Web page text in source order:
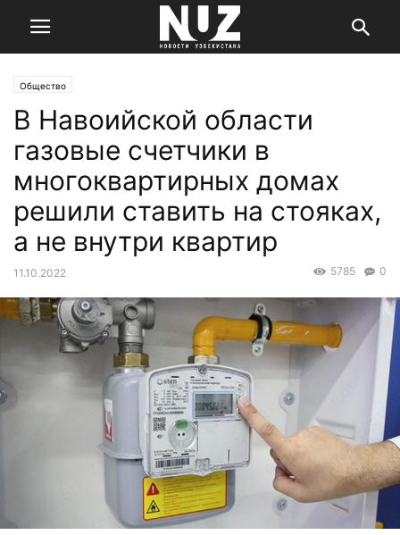
Общество
В Навоийской области
газовые счетчики в
многоквартирных домах
решили ставить на стояках,
а не внутри квартир
11.10.2022 0
5785